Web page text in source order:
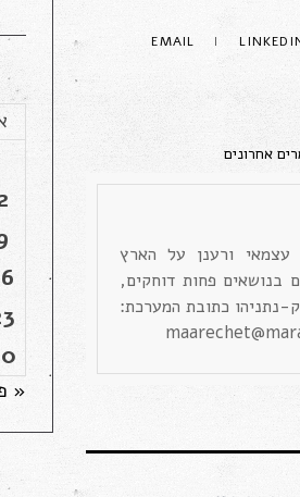
EMAIL
עצמאי ורענן על הארץ
בנושאים פחות דוחקים,
נתניהו כתובת המערכת:
«